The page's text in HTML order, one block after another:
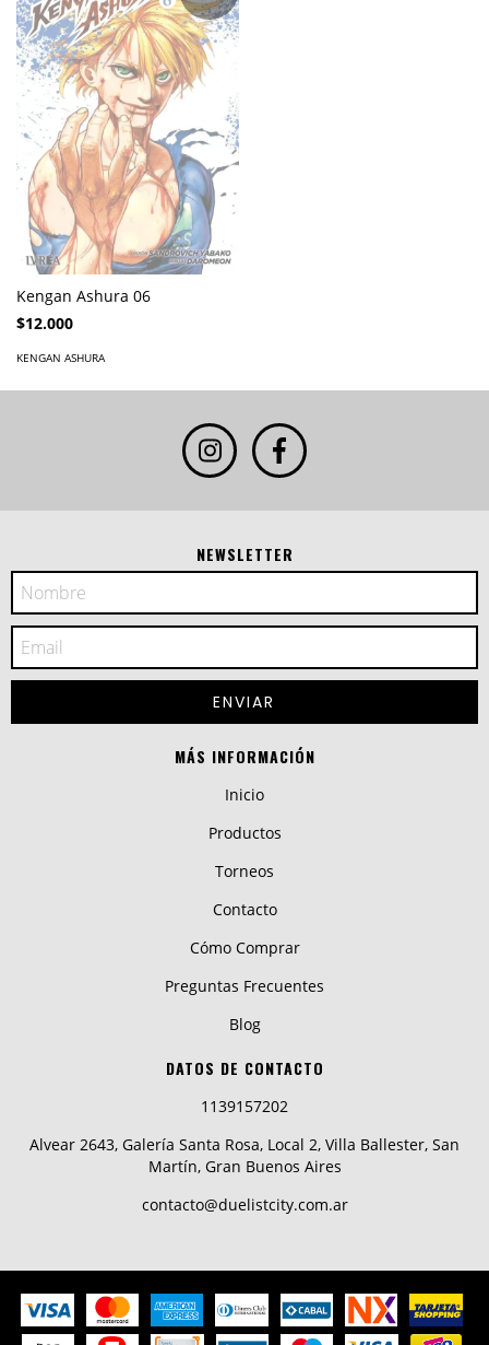
Kengan Ashura 06
$12.000
KENGAN ASHURA
NEWSLETTER
MÁS INFORMACIÓN
Inicio
Productos
Torneos
Contacto
Cómo Comprar
Preguntas Frecuentes
Blog
DATOS DE CONTACTO
1139157202
Alvear 2643, Galería Santa Rosa, Local 2, Villa Ballester, San
Martín, Gran Buenos Aires
contacto@duelistcity.com.ar